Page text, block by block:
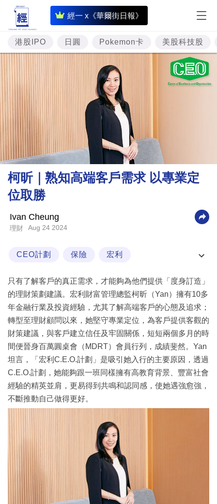
經一 x《華爾街日報》
即
時
財
經
理
財
科
場
生
活
時
事
專
欄
訂
閱
港股IPO 日圓 Pokemon卡 美股科技股
柯昕｜熟知高端客戶需求 以專業定
位取勝
Ivan Cheung
理財 Aug 24 2024
CEO計劃 保險 宏利
只有了解客戶的真正需求，才能夠為他們提供「度身訂造」
的理財策劃建議。宏利財富管理總監柯昕（Yan）擁有10多
年金融行業及投資經驗，尤其了解高端客戶的心態及追求；
轉型至理財顧問以來，她堅守專業定位，為客戶提供客觀的
財策建議，與客戶建立信任及牢固關係，短短兩個多月的時
間便晉身百萬圓桌會（MDRT）會員行列，成績斐然。Yan
坦言，「宏利C.E.O.計劃」是吸引她入行的主要原因，透過
C.E.O.計劃，她能夠跟一班同樣擁有高教育背景、豐富社會
經驗的精英並肩，更易得到共鳴和認同感，使她遇強愈強，
不斷推動自己做得更好。